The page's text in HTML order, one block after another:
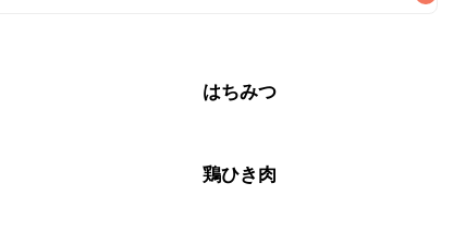
くお早めにお召し上がりください。
はちみつ
鶏ひき肉